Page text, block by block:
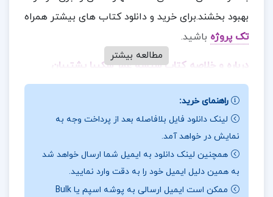
بهبود بخشند.برای خرید و دانلود کتاب های بیشتر همراه
تک پروژه باشید.
درباره و خلاصه کتاب شیشه عمر شکیبا پشتیبان
برخی بخش‌های فنی: برخی از بخش‌های کتاب دارای
مفاهیم فنی و تخصصی هستند که ممکن است برای
خوانندگان غیرمتخصص چالش‌برانگیز باشد.
نیاز به پیگیری عملی: برای بهره‌برداری کامل از مفاهیم
کتاب، نیاز به پیگیری عملی و مداوم است.
مطالعه بیشتر
راهنمای خرید:
لینک دانلود فایل بلافاصله بعد از پرداخت وجه به
نمایش در خواهد آمد.
همچنین لینک دانلود به ایمیل شما ارسال خواهد شد
به همین دلیل ایمیل خود را به دقت وارد نمایید.
ممکن است ایمیل ارسالی به پوشه اسپم یا Bulk